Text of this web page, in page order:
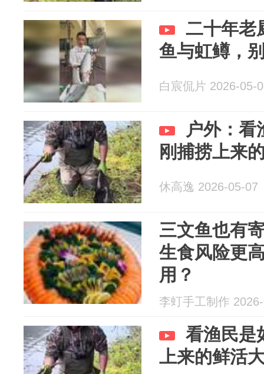
二十年老
鱼与虹鳟，
白宸侃片 2026-05-
户外：看
刚捕捞上来
休高逸 2026-05-07
三文鱼也有
生食风险更
用？
李虰手工制作
看渔民是
上来的鲜活